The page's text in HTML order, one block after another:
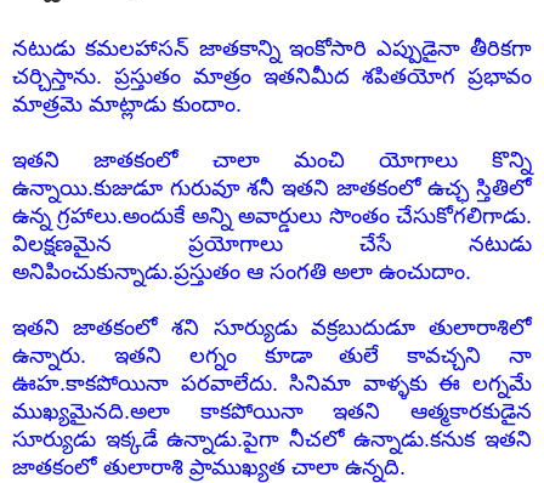
నటుడు కమలహాసన్ జాతకాన్ని ఇంకోసారి ఎప్పుడైనా తీరికగా
చర్చిస్తాను. ప్రస్తుతం మాత్రం ఇతనిమీద శపితయోగ ప్రభావం
మాత్రమె మాట్లాడు కుందాం.
ఇతని జాతకంలో చాలా మంచి యోగాలు కొన్ని
ఉన్నాయి.కుజుడూ గురువూ శనీ ఇతని జాతకంలో ఉచ్ఛ స్తితిలో
ఉన్న గ్రహాలు.అందుకే అన్ని అవార్డులు సొంతం చేసుకోగలిగాడు.
విలక్షణమైన ప్రయోగాలు చేసే నటుడు
అనిపించుకున్నాడు.ప్రస్తుతం ఆ సంగతి అలా ఉంచుదాం.
ఇతని జాతకంలో శని సూర్యుడు వక్రబుదుడూ తులారాశిలో
ఉన్నారు. ఇతని లగ్నం కూడా తులే కావచ్చని నా
ఊహ.కాకపోయినా పరవాలేదు. సినిమా వాళ్ళకు ఈ లగ్నమే
ముఖ్యమైనది.అలా కాకపోయినా ఇతని ఆత్మకారకుడైన
సూర్యుడు ఇక్కడే ఉన్నాడు.పైగా నీచలో ఉన్నాడు.కనుక ఇతని
జాతకంలో తులారాశి ప్రాముఖ్యత చాలా ఉన్నది.